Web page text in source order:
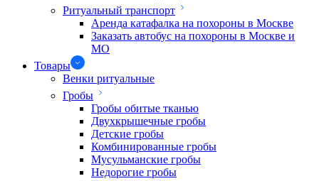
Ритуальный транспорт
Аренда катафалка на похороны в Москве
Заказать автобус на похороны в Москве и
МО
Товары
Венки ритуальные
Гробы
Гробы обитые тканью
Двухкрышечные гробы
Детские гробы
Комбинированные гробы
Мусульманские гробы
Недорогие гробы